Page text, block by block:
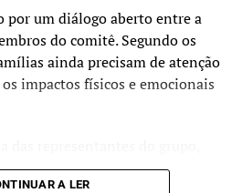
por um diálogo aberto entre a
do comitê. Segundo os
ainda precisam de atenção
impactos físicos e emocionais
espaço de escuta com a
A LER